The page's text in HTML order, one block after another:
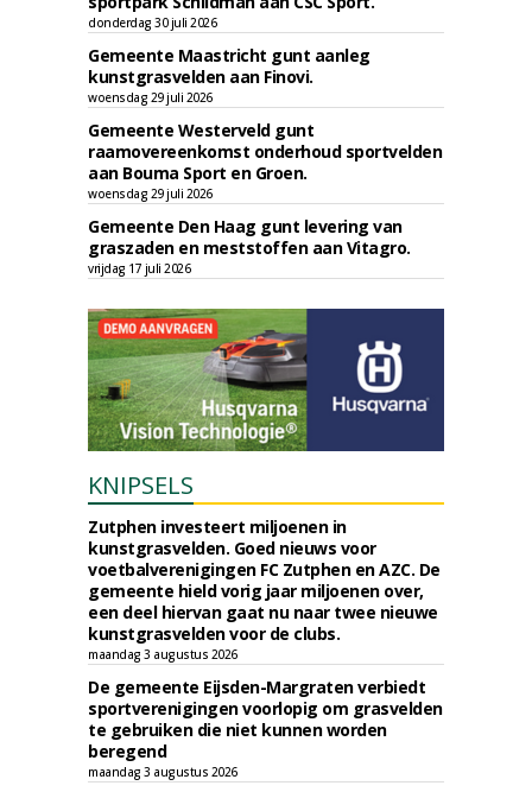
donderdag 30 juli 2026
Gemeente Maastricht gunt aanleg
kunstgrasvelden aan Finovi.
woensdag 29 juli 2026
Gemeente Westerveld gunt
raamovereenkomst onderhoud sportvelden
aan Bouma Sport en Groen.
woensdag 29 juli 2026
Gemeente Den Haag gunt levering van
graszaden en meststoffen aan Vitagro.
vrijdag 17 juli 2026
KNIPSELS
Zutphen investeert miljoenen in
kunstgrasvelden. Goed nieuws voor
voetbalverenigingen FC Zutphen en AZC. De
gemeente hield vorig jaar miljoenen over,
een deel hiervan gaat nu naar twee nieuwe
kunstgrasvelden voor de clubs.
maandag 3 augustus 2026
De gemeente Eijsden-Margraten verbiedt
sportverenigingen voorlopig om grasvelden
te gebruiken die niet kunnen worden
beregend
maandag 3 augustus 2026